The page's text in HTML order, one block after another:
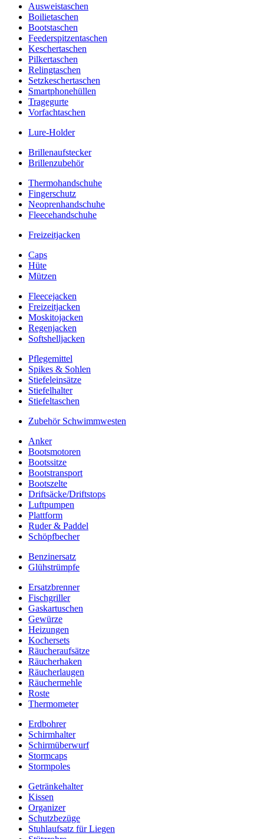
Ausweistaschen
Boilietaschen
Bootstaschen
Feederspitzentaschen
Keschertaschen
Pilkertaschen
Relingtaschen
Setzkeschertaschen
Smartphonehüllen
Tragegurte
Vorfachtaschen
Lure-Holder
Brillenaufstecker
Brillenzubehör
Thermohandschuhe
Fingerschutz
Neoprenhandschuhe
Fleecehandschuhe
Freizeitjacken
Caps
Hüte
Mützen
Fleecejacken
Freizeitjacken
Moskitojacken
Regenjacken
Softshelljacken
Pflegemittel
Spikes & Sohlen
Stiefeleinsätze
Stiefelhalter
Stiefeltaschen
Zubehör Schwimmwesten
Anker
Bootsmotoren
Bootssitze
Bootstransport
Bootszelte
Driftsäcke/Driftstops
Luftpumpen
Plattform
Ruder & Paddel
Schöpfbecher
Benzinersatz
Glühstrümpfe
Ersatzbrenner
Fischgriller
Gaskartuschen
Gewürze
Heizungen
Kochersets
Räucheraufsätze
Räucherhaken
Räucherlaugen
Räuchermehle
Roste
Thermometer
Erdbohrer
Schirmhalter
Schirmüberwurf
Stormcaps
Stormpoles
Getränkehalter
Kissen
Organizer
Schutzbezüge
Stuhlaufsatz für Liegen